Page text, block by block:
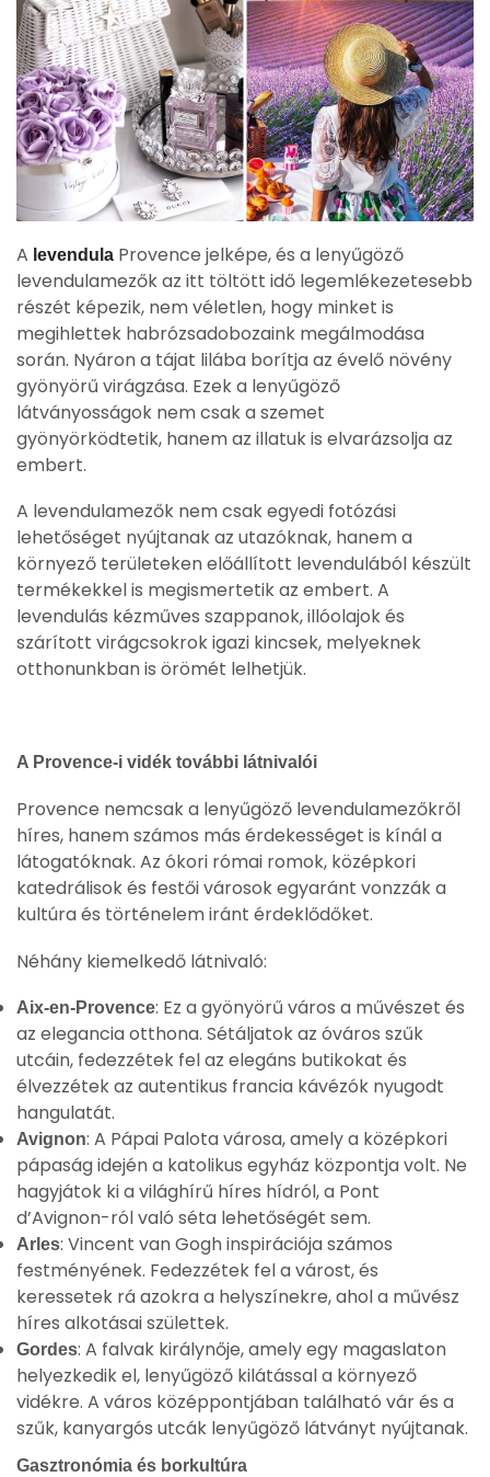
A levendula Provence jelképe, és a lenyűgöző
levendulamezők az itt töltött idő legemlékezetesebb
részét képezik, nem véletlen, hogy minket is
megihlettek habrózsadobozaink megálmodása
során. Nyáron a tájat lilába borítja az évelő növény
gyönyörű virágzása. Ezek a lenyűgöző
látványosságok nem csak a szemet
gyönyörködtetik, hanem az illatuk is elvarázsolja az
embert.
A levendulamezők nem csak egyedi fotózási
lehetőséget nyújtanak az utazóknak, hanem a
környező területeken előállított levendulából készült
termékekkel is megismertetik az embert. A
levendulás kézműves szappanok, illóolajok és
szárított virágcsokrok igazi kincsek, melyeknek
otthonunkban is örömét lelhetjük.
A Provence-i vidék további látnivalói
Provence nemcsak a lenyűgöző levendulamezőkről
híres, hanem számos más érdekességet is kínál a
látogatóknak. Az ókori római romok, középkori
katedrálisok és festői városok egyaránt vonzzák a
kultúra és történelem iránt érdeklődőket.
Néhány kiemelkedő látnivaló:
Aix-en-Provence: Ez a gyönyörű város a művészet és
az elegancia otthona. Sétáljatok az óváros szűk
utcáin, fedezzétek fel az elegáns butikokat és
élvezzétek az autentikus francia kávézók nyugodt
hangulatát.
Avignon: A Pápai Palota városa, amely a középkori
pápaság idején a katolikus egyház központja volt. Ne
hagyjátok ki a világhírű híres hídról, a Pont
d’Avignon-ról való séta lehetőségét sem.
Arles: Vincent van Gogh inspirációja számos
festményének. Fedezzétek fel a várost, és
keressetek rá azokra a helyszínekre, ahol a művész
híres alkotásai születtek.
Gordes: A falvak királynője, amely egy magaslaton
helyezkedik el, lenyűgöző kilátással a környező
vidékre. A város középpontjában található vár és a
szűk, kanyargós utcák lenyűgöző látványt nyújtanak.
Gasztronómia és borkultúra